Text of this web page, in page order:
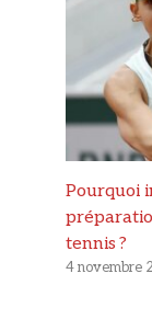
Pourquoi
tennis ?
4 novembre